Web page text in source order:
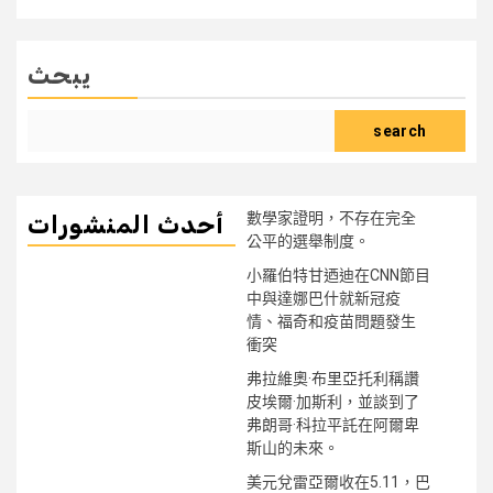
يبحث
search
أحدث المنشورات
數學家證明，不存在完全
公平的選舉制度。
小羅伯特甘迺迪在CNN節目
中與達娜巴什就新冠疫
情、福奇和疫苗問題發生
衝突
弗拉維奧·布里亞托利稱讚
皮埃爾·加斯利，並談到了
弗朗哥·科拉平託在阿爾卑
斯山的未來。
美元兌雷亞爾收在5.11，巴